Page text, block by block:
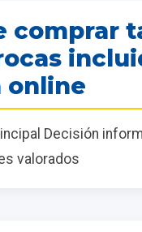
comprar
online
Decisión
valorados